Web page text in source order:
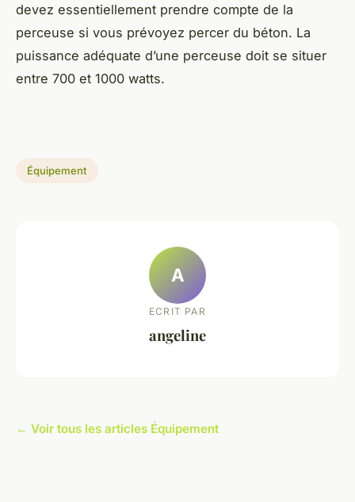
devez essentiellement prendre compte de la
perceuse si vous prévoyez percer du béton. La
puissance adéquate d’une perceuse doit se situer
entre 700 et 1000 watts.
Équipement
A
ECRIT PAR
angeline
← Voir tous les articles Équipement